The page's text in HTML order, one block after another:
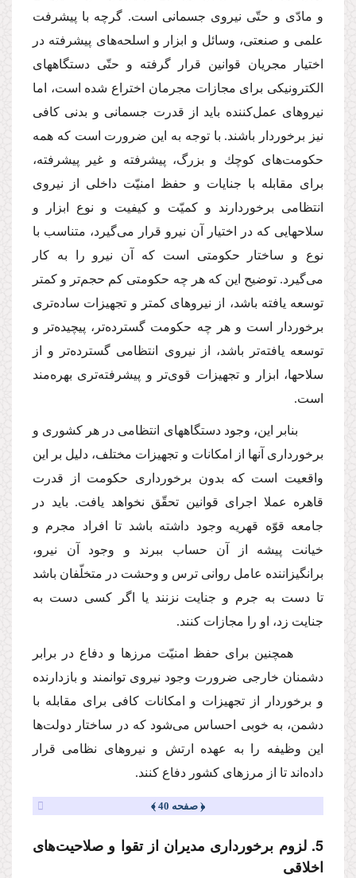
و مادّى و حتّى نیروى جسمانى است. گرچه با پیشرفت
علمى و صنعتى، وسائل و ابزار و اسلحه‌هاى پیشرفته در
اختیار مجریان قوانین قرار گرفته و حتّى دستگاههاى
الكترونیكى براى مجازات مجرمان اختراع شده است، اما
نیروهاى عمل‌كننده باید از قدرت جسمانى و بدنى كافى
نیز برخوردار باشند. با توجه به این ضرورت است كه همه
حكومت‌هاى كوچك و بزرگ، پیشرفته و غیر پیشرفته،
براى مقابله با جنایات و حفظ امنیّت داخلى از نیروى
انتظامى برخوردارند و كمیّت و كیفیت و نوع ابزار و
سلاحهایى كه در اختیار آن نیرو قرار مى‌گیرد، متناسب با
نوع و ساختار حكومتى است كه آن نیرو را به كار
مى‌گیرد. توضیح این كه هر چه حكومتى كم حجم‌تر و كمتر
توسعه یافته باشد، از نیروهاى كمتر و تجهیزات ساده‌ترى
برخوردار است و هر چه حكومت گسترده‌تر، پیچیده‌تر و
توسعه یافته‌تر باشد، از نیروى انتظامى گسترده‌تر و از
سلاحها، ابزار و تجهیزات قوى‌تر و پیشرفته‌ترى بهره‌مند
است.
بنابر این، وجود دستگاههاى انتظامى در هر كشورى و
برخوردارى آنها از امكانات و تجهیزات مختلف، دلیل بر این
واقعیت است كه بدون برخوردارى حكومت از قدرت
قاهره عملا اجراى قوانین تحقّق نخواهد یافت. باید در
جامعه قوّه قهریه وجود داشته باشد تا افراد مجرم و
خیانت پیشه از آن حساب ببرند و وجود آن نیرو،
برانگیزاننده عامل روانى ترس و وحشت در متخلّفان باشد
تا دست به جرم و جنایت نزنند یا اگر كسى دست به
جنایت زد، او را مجازات كنند.
همچنین براى حفظ امنیّت مرزها و دفاع در برابر
دشمنان خارجى ضرورت وجود نیروى توانمند و بازدارنده
و برخوردار از تجهیزات و امكانات كافى براى مقابله با
دشمن، به خوبى احساس مى‌شود كه در ساختار دولت‌ها
این وظیفه را به عهده ارتش و نیروهاى نظامى قرار
داده‌اند تا از مرزهاى كشور دفاع كنند.
﴿ صفحه 40 ﴾
5. لزوم برخوردارى مدیران از تقوا و صلاحیت‌هاى
اخلاقى